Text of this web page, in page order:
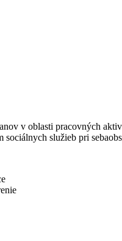
v oblasti pracovných
služieb pri